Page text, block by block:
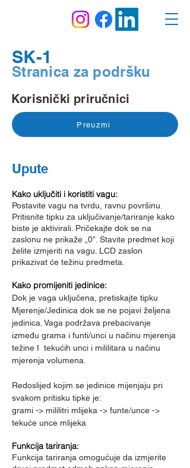
SK-1
Stranica za podršku
Korisnički priručnici
Preuzmi
Upute
Kako uključiti i koristiti vagu:
Postavite vagu na tvrdu, ravnu površinu.
Pritisnite tipku za uključivanje/tariranje kako
biste je aktivirali. Pričekajte dok se na
zaslonu ne prikaže „0”. Stavite predmet koji
želite izmjeriti na vagu. LCD zaslon
prikazivat će težinu predmeta.
Kako promijeniti jedinice:
Dok je vaga uključena, pretiskajte tipku
Mjerenje/Jedinica dok se ne pojavi željena
jedinica. Vaga podržava prebacivanje
između grama i funti/unci u načinu mjerenja
težine I tekućih unci i mililitara u načinu
mjerenja volumena.
Redoslijed kojim se jedinice mijenjaju pri
svakom pritisku tipke je:
grami -> mililitri mlijeka -> funte/unce ->
tekuće unce mlijeka
Funkcija tariranja:
Funkcija tariranja omogućuje da izmjerite